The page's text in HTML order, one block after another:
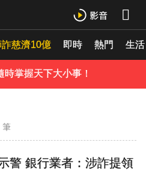
慈濟10億 即時 熱門 生活
《理財達人秀》X 安聯投信免費講座報名中！搶先卡位 2027
掌握天下大小事！
筆
警 銀行業者：涉詐提領